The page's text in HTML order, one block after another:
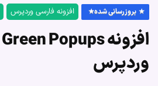
بروزرسانی شده افزونه فارسی وردپرس
وردپرس